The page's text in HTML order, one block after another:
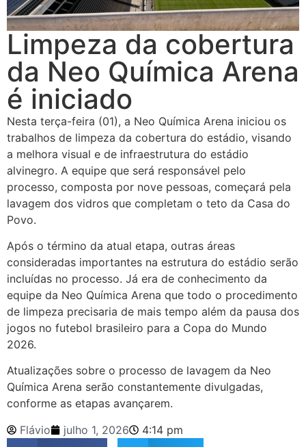
Limpeza da cobertura
da Neo Química Arena
é iniciado
Nesta terça-feira (01), a Neo Química Arena iniciou os
trabalhos de limpeza da cobertura do estádio, visando
a melhora visual e de infraestrutura do estádio
alvinegro. A equipe que será responsável pelo
processo, composta por nove pessoas, começará pela
lavagem dos vidros que completam o teto da Casa do
Povo.
Após o término da atual etapa, outras áreas
consideradas importantes na estrutura do estádio serão
incluídas no processo. Já era de conhecimento da
equipe da Neo Química Arena que todo o procedimento
de limpeza precisaria de mais tempo além da pausa dos
jogos no futebol brasileiro para a Copa do Mundo
2026.
Atualizações sobre o processo de lavagem da Neo
Química Arena serão constantemente divulgadas,
conforme as etapas avançarem.
Flávio
julho 1, 2026 4:14 pm